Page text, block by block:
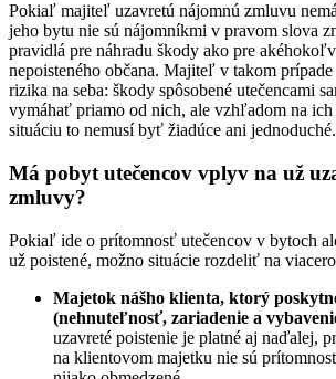
Pokiaľ majiteľ uzavretú nájomnú zmluvu
jeho bytu nie sú nájomníkmi v pravom slova
pravidlá pre náhradu škody ako pre
nepoisteného občana. Majiteľ v takom
rizika na seba: škody spôsobené utečencami
vymáhať priamo od nich, ale vzhľadom na
situáciu to nemusí byť žiadúce ani jednoduché.
Má pobyt utečencov vplyv na už
zmluvy?
Pokiaľ ide o prítomnosť utečencov v bytoch
už poistené, možno situácie rozdeliť na
Majetok nášho klienta, ktorý
(nehnuteľnosť, zariadenie a
uzavreté poistenie je platné aj naďalej,
na klientovom majetku nie sú